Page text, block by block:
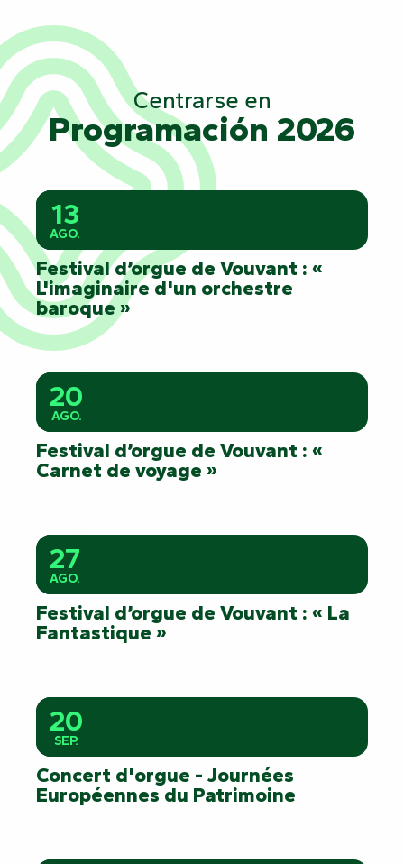
Centrarse en
Programación 2026
13
AGO.
Festival d’orgue de Vouvant : «
L'imaginaire d'un orchestre
baroque »
20
AGO.
Festival d’orgue de Vouvant : «
Carnet de voyage »
27
AGO.
Festival d’orgue de Vouvant : « La
Fantastique »
20
SEP.
Concert d'orgue - Journées
Européennes du Patrimoine